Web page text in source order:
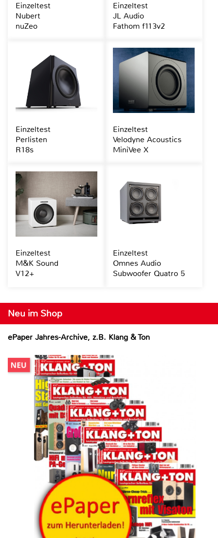
Neu im Shop
ePaper Jahres-Archive, z.B. Klang & Ton
Einzeltest
Nubert
nuZeo
Einzeltest
JL Audio
Fathom f113v2
Einzeltest
Perlisten
R18s
Einzeltest
Velodyne Acoustics
MiniVee X
Einzeltest
M&K Sound
V12+
Einzeltest
Omnes Audio
Subwoofer Quatro 5